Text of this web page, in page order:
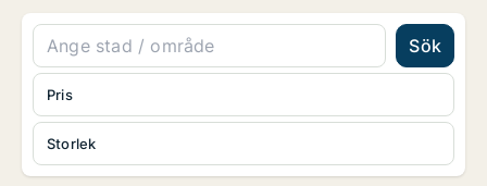
Sök
Storlek
Pris